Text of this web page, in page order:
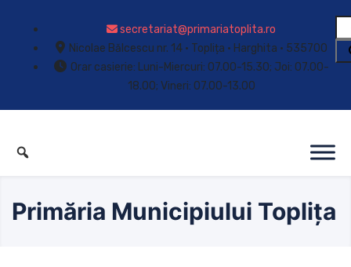
secretariat@primariatoplita.ro
Nicolae Bălcescu nr. 14 • Toplița • Harghita • 535700
Orar casierie: Luni-Miercuri: 07.00-15.30; Joi: 07.00-
18.00; Vineri: 07.00-13.00
Primăria Municipiului Toplița